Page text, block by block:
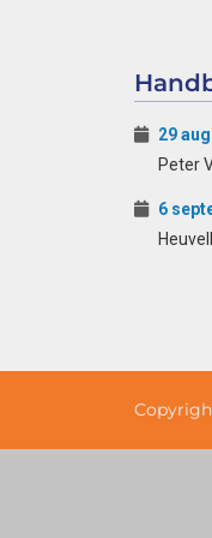
29
Peter
6